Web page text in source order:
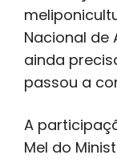
Nacional de
ainda
passou a
A
Mel do